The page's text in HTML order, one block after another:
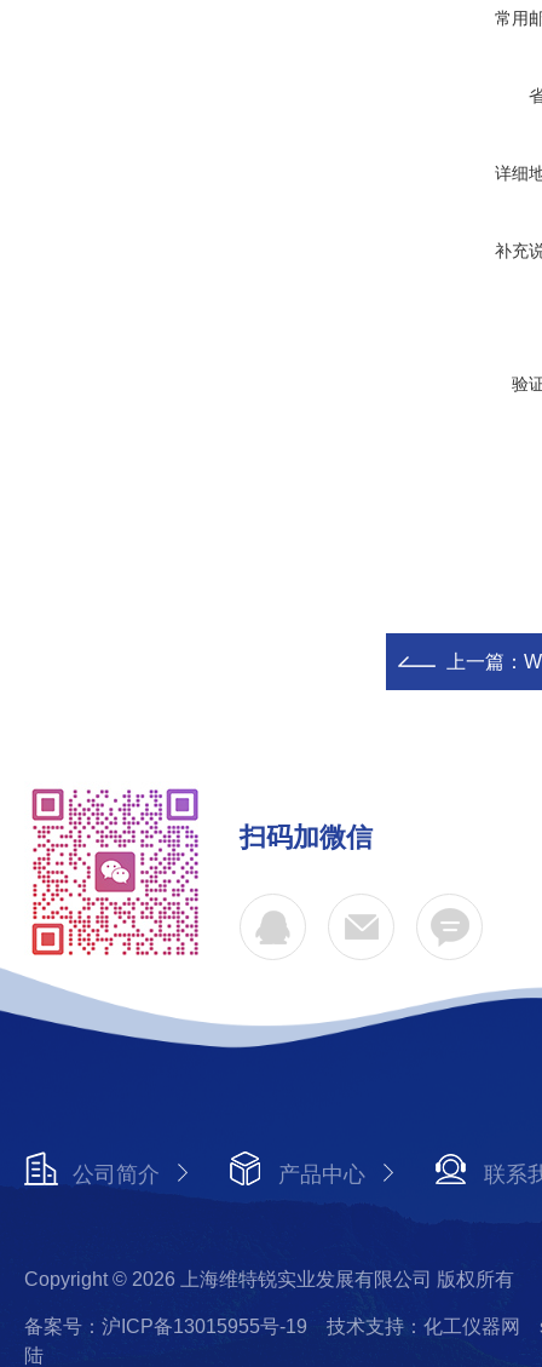
常用
详细
补充
验
上一篇：
扫码加微信
公司简介 产品中心 联系
Copyright © 2026 上海维特锐实业发展有限公司 版权所有
备案号：沪ICP备13015955号-19 技术支持：化工仪器网
陆